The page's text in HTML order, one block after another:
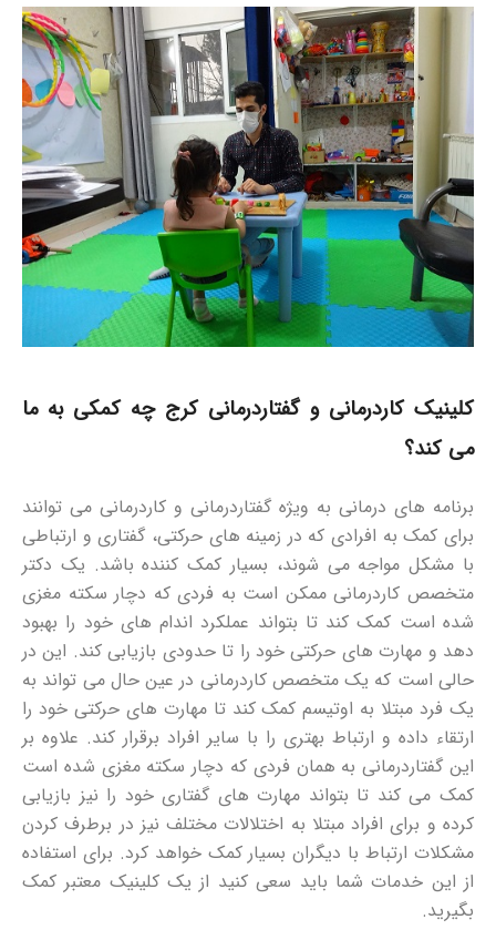
کلینیک کاردرمانی و گفتاردرمانی کرج چه کمکی به ما
می کند؟
برنامه های درمانی به ویژه گفتاردرمانی و کاردرمانی می توانند
برای کمک به افرادی که در زمینه های حرکتی، گفتاری و ارتباطی
با مشکل مواجه می شوند، بسیار کمک کننده باشد. یک دکتر
متخصص کاردرمانی ممکن است به فردی که دچار سکته مغزی
شده است کمک کند تا بتواند عملکرد اندام های خود را بهبود
دهد و مهارت های حرکتی خود را تا حدودی بازیابی کند. این در
حالی است که یک متخصص کاردرمانی در عین حال می تواند به
یک فرد مبتلا به اوتیسم کمک کند تا مهارت های حرکتی خود را
ارتقاء داده و ارتباط بهتری را با سایر افراد برقرار کند. علاوه بر
این گفتاردرمانی به همان فردی که دچار سکته مغزی شده است
کمک می کند تا بتواند مهارت های گفتاری خود را نیز بازیابی
کرده و برای افراد مبتلا به اختلالات مختلف نیز در برطرف کردن
مشکلات ارتباط با دیگران بسیار کمک خواهد کرد. برای استفاده
از این خدمات شما باید سعی کنید از یک کلینیک معتبر کمک
بگیرید.